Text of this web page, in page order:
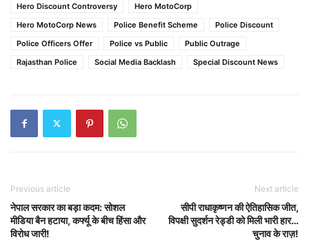
Hero Discount Controversy
Hero MotoCorp
Hero MotoCorp News
Police Benefit Scheme
Police Discount
Police Officers Offer
Police vs Public
Public Outrage
Rajasthan Police
Social Media Backlash Special Discount News
Previous article
नेपाल सरकार का बड़ा कदम: सोशल
मीडिया बैन हटाया, कर्फ्यू के बीच हिंसा और
विरोध जारी!
Next article
सीपी राधाकृष्णन की ऐतिहासिक जीत,
विपक्षी सुदर्शन रेड्डी को मिली भारी हार…
चुनाव के राज़!